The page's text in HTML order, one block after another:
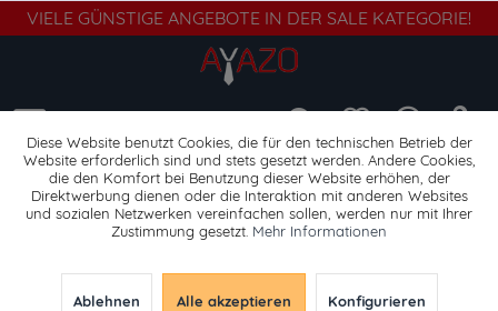
VIELE GÜNSTIGE ANGEBOTE IN DER SALE KATEGORIE!
Hauben
Diese Website benutzt Cookies, die für den technischen Betrieb der
Website erforderlich sind und stets gesetzt werden. Andere Cookies,
die den Komfort bei Benutzung dieser Website erhöhen, der
Direktwerbung dienen oder die Interaktion mit anderen Websites
und sozialen Netzwerken vereinfachen sollen, werden nur mit Ihrer
Zustimmung gesetzt. Mehr Informationen
Ablehnen Alle akzeptieren Konfigurieren